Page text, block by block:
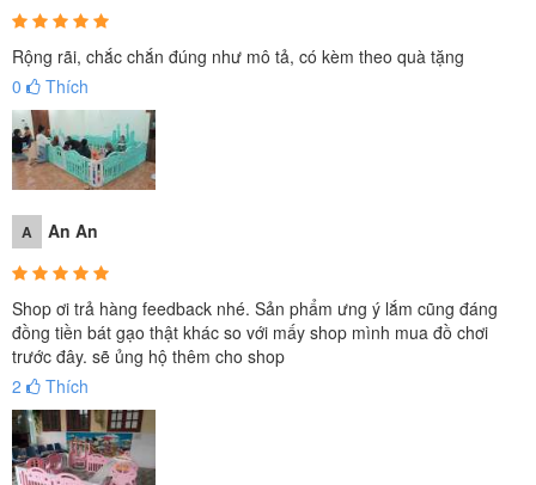
Xích đu thiết kế hình chú hươu cao cổ xinh xắn, chắc chắn,
Rộng rãi, chắc chắn đúng như mô tả, có kèm theo quà tặng
0
Thích
A An An
Shop ơi trả hàng feedback nhé. Sản phẩm ưng ý lắm cũng đáng
đồng tiền bát gạo thật khác so với mấy shop mình mua đồ chơi
trước đây. sẽ ủng hộ thêm cho shop
2
Thích